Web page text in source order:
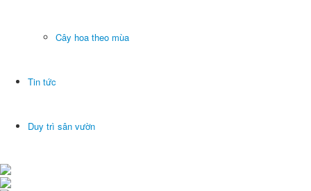
Cây hoa theo mùa
Tin tức
Duy trì sân vườn